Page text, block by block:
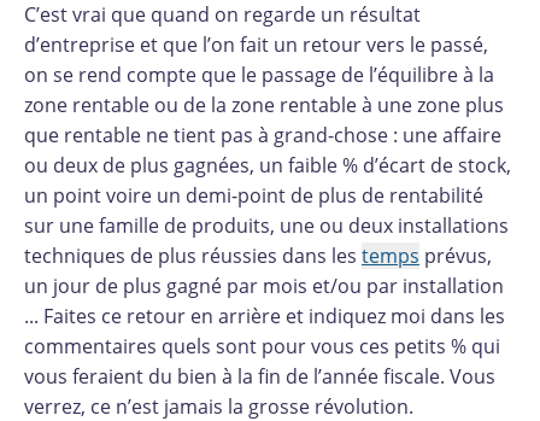
C’est vrai que quand on regarde un résultat
d’entreprise et que l’on fait un retour vers le passé,
on se rend compte que le passage de l’équilibre à la
zone rentable ou de la zone rentable à une zone plus
que rentable ne tient pas à grand-chose : une affaire
ou deux de plus gagnées, un faible % d’écart de stock,
un point voire un demi-point de plus de rentabilité
sur une famille de produits, une ou deux installations
techniques de plus réussies dans les temps prévus,
un jour de plus gagné par mois et/ou par installation
... Faites ce retour en arrière et indiquez moi dans les
commentaires quels sont pour vous ces petits % qui
vous feraient du bien à la fin de l’année fiscale. Vous
verrez, ce n’est jamais la grosse révolution.